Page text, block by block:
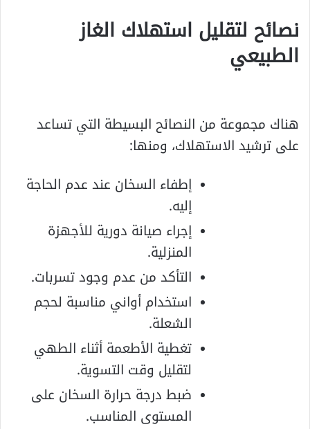
نصائح لتقليل استهلاك الغاز
الطبيعي
هناك مجموعة من النصائح البسيطة التي تساعد
على ترشيد الاستهلاك، ومنها:
إطفاء السخان عند عدم الحاجة
إليه.
إجراء صيانة دورية للأجهزة
المنزلية.
التأكد من عدم وجود تسربات.
استخدام أواني مناسبة لحجم
الشعلة.
تغطية الأطعمة أثناء الطهي
لتقليل وقت التسوية.
ضبط درجة حرارة السخان على
المستوى المناسب.